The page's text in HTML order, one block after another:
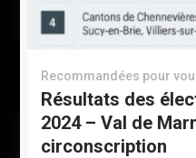
Recommandées pour
Résultats des
2024 – Val de
circonscription